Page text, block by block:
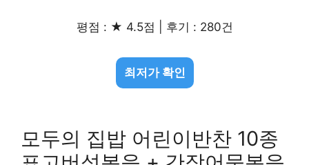
평점 : ★ 4.5점 | 후기 : 280건
최저가 확인
모두의 집밥 어린이반찬 10종